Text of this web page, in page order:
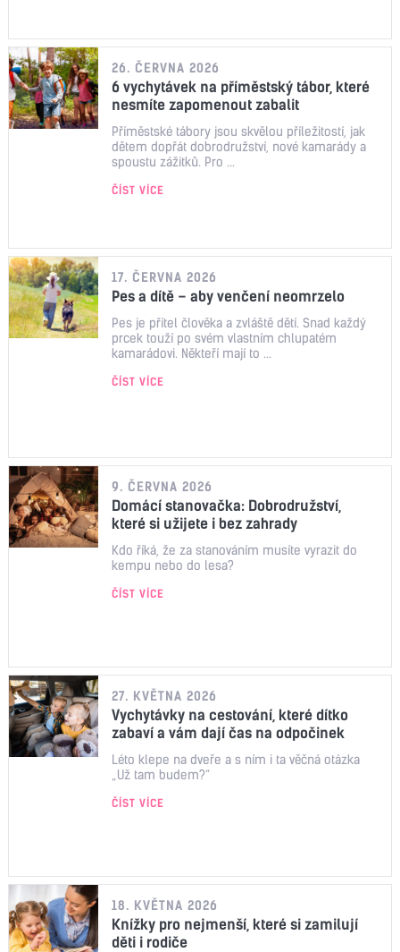
26. ČERVNA 2026
6 vychytávek na příměstský tábor, které
nesmíte zapomenout zabalit
Příměstské tábory jsou skvělou příležitostí, jak
dětem dopřát dobrodružství, nové kamarády a
spoustu zážitků. Pro ...
ČÍST VÍCE
17. ČERVNA 2026
Pes a dítě – aby venčení neomrzelo
Pes je přítel člověka a zvláště dětí. Snad každý
prcek touží po svém vlastním chlupatém
kamarádovi. Někteří mají to ...
ČÍST VÍCE
9. ČERVNA 2026
Domácí stanovačka: Dobrodružství,
které si užijete i bez zahrady
Kdo říká, že za stanováním musíte vyrazit do
kempu nebo do lesa?
ČÍST VÍCE
27. KVĚTNA 2026
Vychytávky na cestování, které dítko
zabaví a vám dají čas na odpočinek
Léto klepe na dveře a s ním i ta věčná otázka
„Už tam budem?“
ČÍST VÍCE
18. KVĚTNA 2026
Knížky pro nejmenší, které si zamilují
děti i rodiče